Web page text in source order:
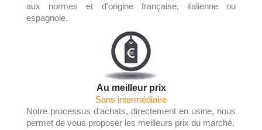
aux normes et d'origine française, italienne ou
espagnole.
Au meilleur prix
Sans intermédiaire
Notre processus d'achats, directement en usine, nous
permet de vous proposer les meilleurs prix du marché.